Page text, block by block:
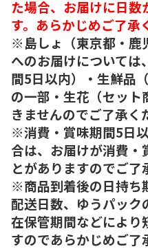
た場合、お届けに日数
す。あらかじめご了承
※島しょ（東京都・鹿
へのお届けについては
間5日以内）・生鮮品
の一部・生花（セッ
きませんのでご了承く
※消費・賞味期間5日
合は、お届けが消費・
とがありますのでご了
※商品到着後の日持ち
配送日数、ゆうパック
在保管期間などにより
すのであらかじめご了